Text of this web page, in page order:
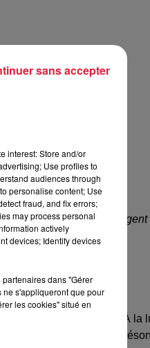
anciennes mines
peut commencer ! À la
lumières, silences et
interest: Store and/or
Use profiles to
audiences through
personalise content; Use
fraud, and fix errors;
may process personal
actively
devices; Identify devices
dans "Gérer
ne s'appliqueront que pour
les cookies" situé en
sans accepter